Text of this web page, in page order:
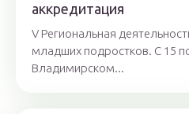
аккредитация
V Региональная
младших подростков. С 15
Владимирском...